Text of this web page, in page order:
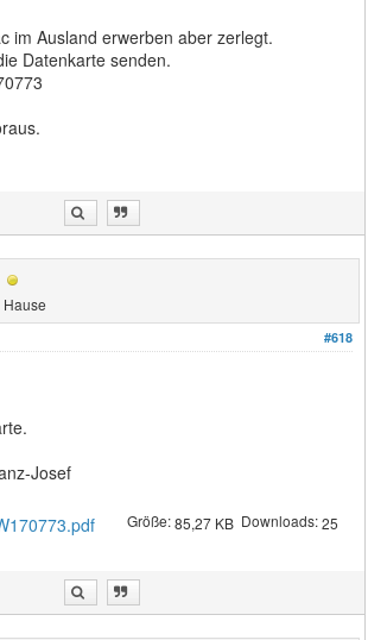
im Ausland erwerben aber zerlegt.
Datenkarte senden.
#618
Josef
Größe:85,27 KBDownloads:25